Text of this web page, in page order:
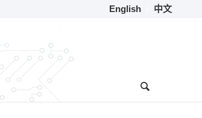
English 中文